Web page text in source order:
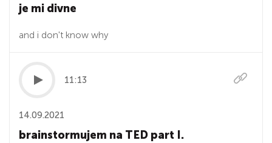
je mi divne
and i don't know why
11:13
14.09.2021
brainstormujem na TED part I.